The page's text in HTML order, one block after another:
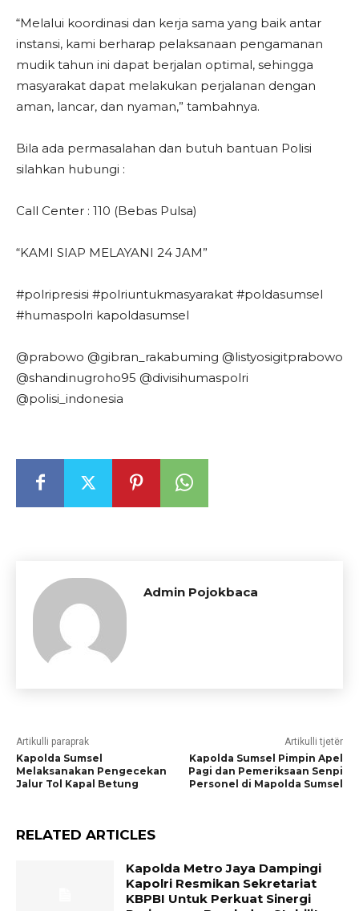
“Melalui koordinasi dan kerja sama yang baik antar
instansi, kami berharap pelaksanaan pengamanan
mudik tahun ini dapat berjalan optimal, sehingga
masyarakat dapat melakukan perjalanan dengan
aman, lancar, dan nyaman,” tambahnya.
Bila ada permasalahan dan butuh bantuan Polisi
silahkan hubungi :
Call Center : 110 (Bebas Pulsa)
“KAMI SIAP MELAYANI 24 JAM”
#polripresisi #polriuntukmasyarakat #poldasumsel
#humaspolri kapoldasumsel
@prabowo @gibran_rakabuming @listyosigitprabowo
@shandinugroho95 @divisihumaspolri
@polisi_indonesia
Admin Pojokbaca
Artikulli paraprak
Kapolda Sumsel
Melaksanakan Pengecekan
Jalur Tol Kapal Betung
Artikulli tjetër
Kapolda Sumsel Pimpin Apel
Pagi dan Pemeriksaan Senpi
Personel di Mapolda Sumsel
RELATED ARTICLES
Kapolda Metro Jaya Dampingi
Kapolri Resmikan Sekretariat
KBPBI Untuk Perkuat Sinergi